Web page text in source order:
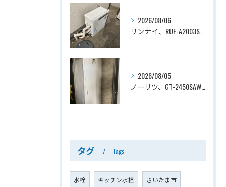
2026/08/06
2026/08/05
タグ Tags
水栓 キッチン水栓 さいたま市